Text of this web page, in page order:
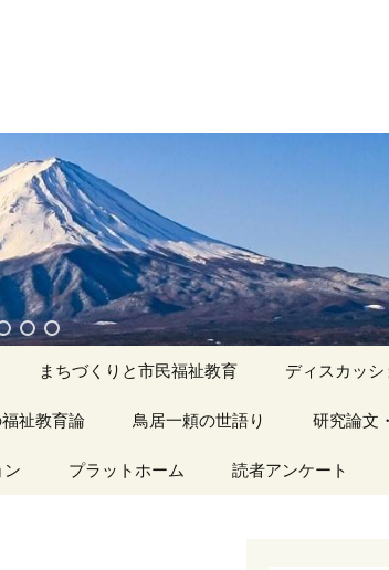
まちづくりと市民福祉教育
アーカイブ（１）
ディスカッ
アーカイブ
祉教育論
１）
鳥居一頼の世語り
アーカイブ（１）
研究論文
アーカイ
ン プラットホーム 読者アンケート